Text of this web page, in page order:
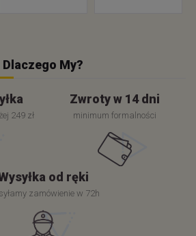
Dlaczego My?
249 zł
Zwroty w 14 dni
minimum formalności
od ręki
zamówienie w 72h